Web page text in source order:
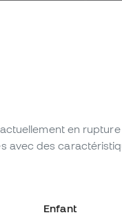
en
avec des
Enfant